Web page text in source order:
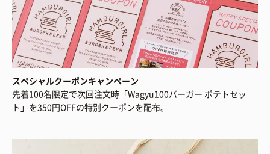
スペシャルクーポンキャンペーン
先着100名限定で次回注文時「Wagyu100バーガー ポテトセッ
ト」を350円OFFの特別クーポンを配布。